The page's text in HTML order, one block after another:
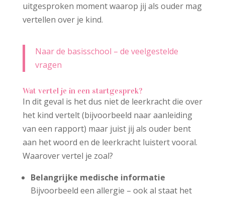
uitgesproken moment waarop jij als ouder mag
vertellen over je kind.
Naar de basisschool – de veelgestelde
vragen
Wat vertel je in een startgesprek?
In dit geval is het dus niet de leerkracht die over
het kind vertelt (bijvoorbeeld naar aanleiding
van een rapport) maar juist jij als ouder bent
aan het woord en de leerkracht luistert vooral.
Waarover vertel je zoal?
Belangrijke medische informatie
Bijvoorbeeld een allergie – ook al staat het